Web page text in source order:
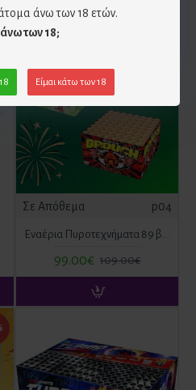
άνω των 18 ετών.
άνω των 18;
Είμαι κάτω των 18
(4s ATF) ΚΑΤ. F4
Σε Απόθεμα p04
99.00€ 109.00€